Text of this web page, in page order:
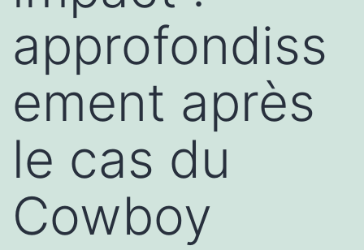
approfondiss
ement après
le cas du
Cowboy